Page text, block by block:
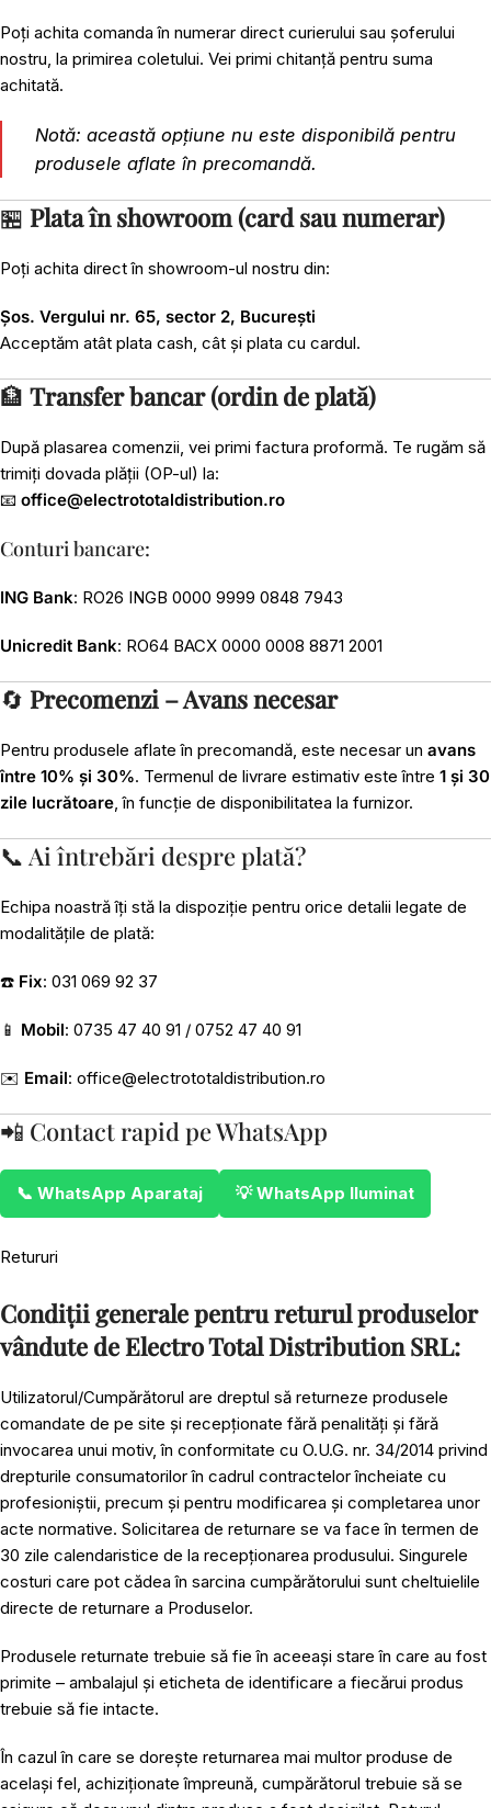
Poți achita comanda în numerar direct curierului sau șoferului
nostru, la primirea coletului. Vei primi chitanță pentru suma
achitată.
Notă: această opțiune nu este disponibilă pentru
produsele aflate în precomandă.
🏪 Plata în showroom (card sau numerar)
Poți achita direct în showroom-ul nostru din:
Șos. Vergului nr. 65, sector 2, București
Acceptăm atât plata cash, cât și plata cu cardul.
🏦 Transfer bancar (ordin de plată)
După plasarea comenzii, vei primi factura proformă. Te rugăm să
trimiți dovada plății (OP-ul) la:
📧 office@electrototaldistribution.ro
Conturi bancare:
ING Bank: RO26 INGB 0000 9999 0848 7943
Unicredit Bank: RO64 BACX 0000 0008 8871 2001
🔄 Precomenzi – Avans necesar
Pentru produsele aflate în precomandă, este necesar un avans
între 10% și 30%. Termenul de livrare estimativ este între 1 și 30
zile lucrătoare, în funcție de disponibilitatea la furnizor.
📞 Ai întrebări despre plată?
Echipa noastră îți stă la dispoziție pentru orice detalii legate de
modalitățile de plată:
☎️ Fix: 031 069 92 37
📱 Mobil: 0735 47 40 91 / 0752 47 40 91
✉️ Email: office@electrototaldistribution.ro
📲 Contact rapid pe WhatsApp
📞 WhatsApp Aparataj 💡 WhatsApp Iluminat
Retururi
Condiții generale pentru returul produselor
vândute de Electro Total Distribution SRL:
Utilizatorul/Cumpărătorul are dreptul să returneze produsele
comandate de pe site și recepționate fără penalități și fără
invocarea unui motiv, în conformitate cu O.U.G. nr. 34/2014 privind
drepturile consumatorilor în cadrul contractelor încheiate cu
profesioniștii, precum și pentru modificarea și completarea unor
acte normative. Solicitarea de returnare se va face în termen de
30 zile calendaristice de la recepționarea produsului. Singurele
costuri care pot cădea în sarcina cumpărătorului sunt cheltuielile
directe de returnare a Produselor.
Produsele returnate trebuie să fie în aceeași stare în care au fost
primite – ambalajul și eticheta de identificare a fiecărui produs
trebuie să fie intacte.
În cazul în care se dorește returnarea mai multor produse de
același fel, achiziționate împreună, cumpărătorul trebuie să se